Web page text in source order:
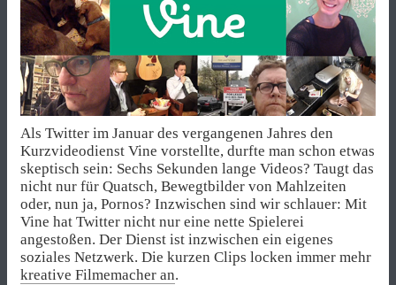
Als Twitter im Januar des vergangenen Jahres den
Kurzvideodienst Vine vorstellte, durfte man schon etwas
skeptisch sein: Sechs Sekunden lange Videos? Taugt das
nicht nur für Quatsch, Bewegtbilder von Mahlzeiten
oder, nun ja, Pornos? Inzwischen sind wir schlauer: Mit
Vine hat Twitter nicht nur eine nette Spielerei
angestoßen. Der Dienst ist inzwischen ein eigenes
soziales Netzwerk. Die kurzen Clips locken immer mehr
kreative Filmemacher an.